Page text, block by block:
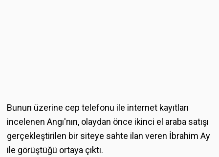
Bunun üzerine cep telefonu ile internet kayıtları
incelenen Angı'nın, olaydan önce ikinci el araba satışı
gerçekleştirilen bir siteye sahte ilan veren İbrahim Ay
ile görüştüğü ortaya çıktı.